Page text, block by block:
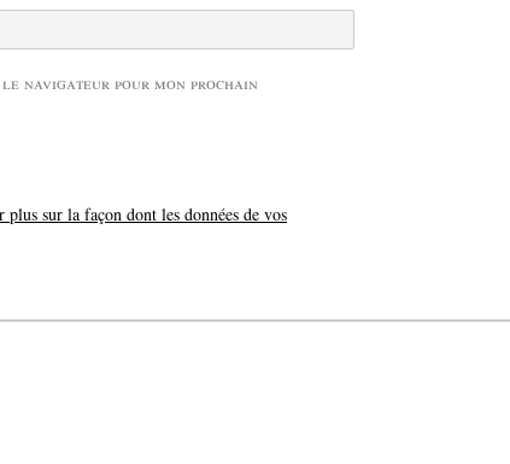
navigateur pour mon prochain
plus sur la façon dont les données de vos